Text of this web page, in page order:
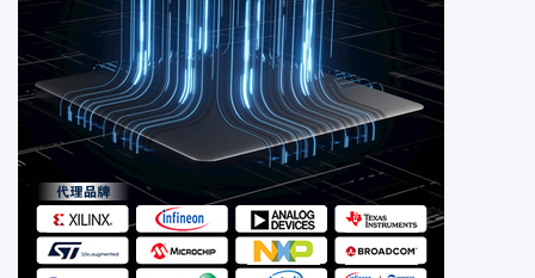
工业自动化与控制
光电器件